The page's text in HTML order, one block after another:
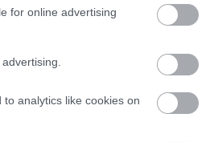
for online advertising
analytics like cookies on